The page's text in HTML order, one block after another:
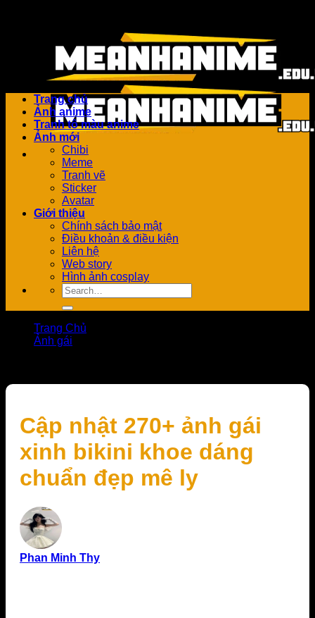
Trang chủ
Ảnh anime
Tranh tô màu anime
Ảnh mới
Chibi
Meme
Tranh vẽ
Sticker
Avatar
Giới thiệu
Chính sách bảo mật
Điều khoản & điều kiện
Liên hệ
Web story
Hình ảnh cosplay
Trang Chủ
Ảnh gái
Cập nhật 270+ ảnh gái
xinh bikini khoe dáng
chuẩn đẹp mê ly
Phan Minh Thy